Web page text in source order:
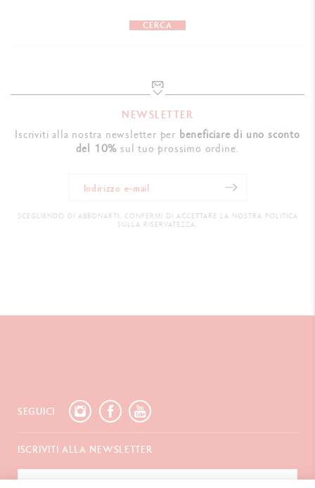
CERCA
NEWSLETTER
Iscriviti alla nostra newsletter per beneficiare di uno sconto
del 10% sul tuo prossimo ordine.
SCEGLIENDO DI ABBONARTI, CONFERMI DI ACCETTARE LA NOSTRA POLITICA
SULLA RISERVATEZZA.
SEGUICI
ISCRIVITI ALLA NEWSLETTER